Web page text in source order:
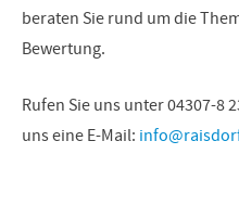
beraten Sie rund um die
Bewertung.
Rufen Sie uns unter 04307-8
uns eine E-Mail: